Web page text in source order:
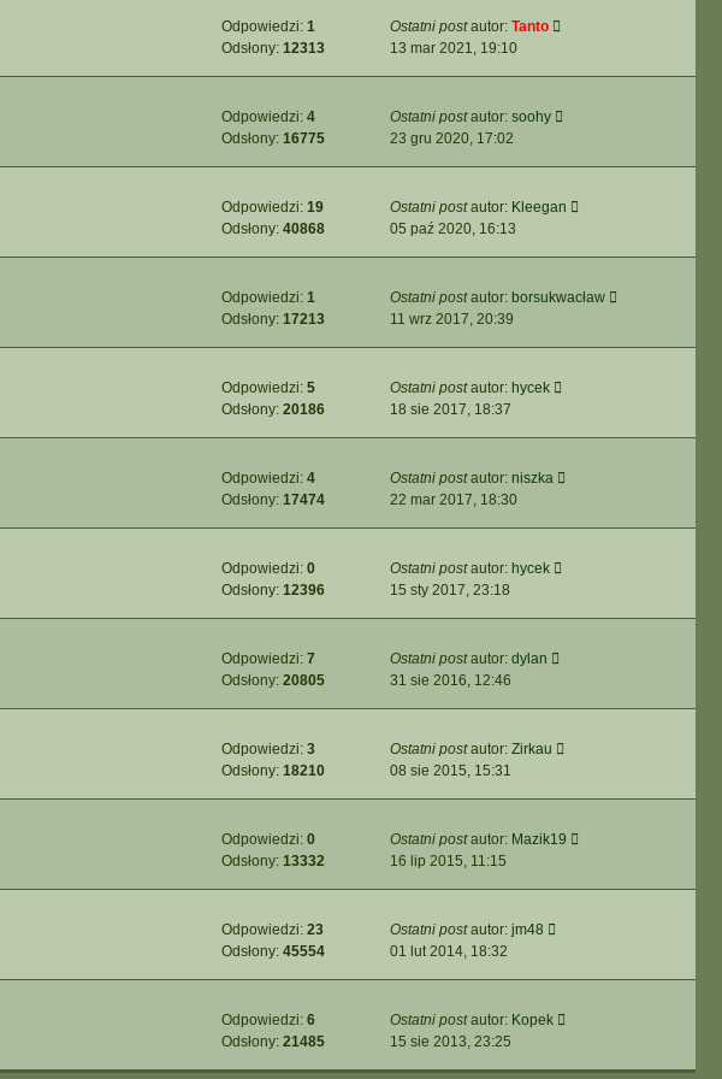
Odpowiedzi: 1
Odsłony: 12313
Ostatni postautor: Tanto
13 mar 2021, 19:10
Odpowiedzi: 4
Odsłony: 16775
Ostatni postautor: soohy
23 gru 2020, 17:02
Odpowiedzi: 19
Odsłony: 40868
Ostatni postautor: Kleegan
05 paź 2020, 16:13
Odpowiedzi: 1
Odsłony: 17213
Ostatni postautor: borsukwacław
11 wrz 2017, 20:39
Odpowiedzi: 5
Odsłony: 20186
Ostatni postautor: hycek
18 sie 2017, 18:37
Odpowiedzi: 4
Odsłony: 17474
Ostatni postautor: niszka
22 mar 2017, 18:30
Odpowiedzi: 0
Odsłony: 12396
Ostatni postautor: hycek
15 sty 2017, 23:18
Odpowiedzi: 7
Odsłony: 20805
Ostatni postautor: dylan
31 sie 2016, 12:46
Odpowiedzi: 3
Odsłony: 18210
Ostatni postautor: Zirkau
08 sie 2015, 15:31
Odpowiedzi: 0
Odsłony: 13332
Ostatni postautor: Mazik19
16 lip 2015, 11:15
Odpowiedzi: 23
Odsłony: 45554
Ostatni postautor: jm48
01 lut 2014, 18:32
Odpowiedzi: 6
Odsłony: 21485
Ostatni postautor: Kopek
15 sie 2013, 23:25